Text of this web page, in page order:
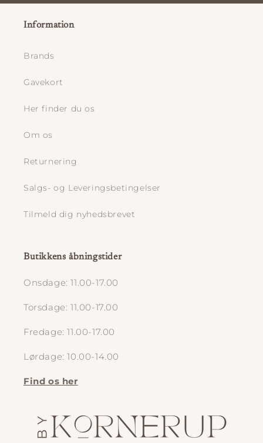
Information
Brands
Gavekort
Her finder du os
Om os
Returnering
Salgs- og Leveringsbetingelser
Tilmeld dig nyhedsbrevet
Butikkens åbningstider
Onsdage: 11.00-17.00
Torsdage: 11.00-17.00
Fredage: 11.00-17.00
Lørdage: 10.00-14.00
Find os her